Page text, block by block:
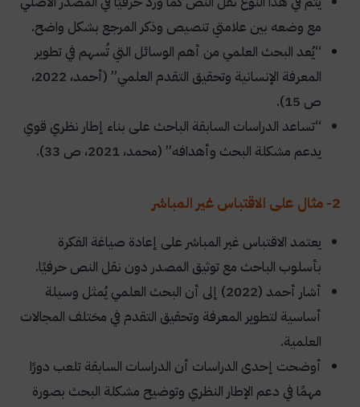
مع وضعه بين علامتي تنصيص وذكر المرجع بشكل واضح.
“يُعد البحث العلمي من أهم الوسائل التي تُسهم في تطوير
المعرفة الإنسانية وتحقيق التقدم العلمي” (أحمد، 2022،
ص 15).
“تساعد الدراسات السابقة الباحث على بناء إطار نظري قوي
يدعم مشكلة البحث وأهدافه” (محمد، 2021، ص 33).
2- مثال على الاقتباس غير المباشر
يعتمد الاقتباس غير المباشر على إعادة صياغة الفكرة
بأسلوب الباحث مع توثيق المصدر دون نقل النص حرفيًا.
أشار أحمد (2022) إلى أن البحث العلمي يُمثل وسيلة
أساسية لتطوير المعرفة وتحقيق التقدم في مختلف المجالات
العلمية.
أوضحت إحدى الدراسات أن الدراسات السابقة تلعب دورًا
مهمًا في دعم الإطار النظري وتوضيح مشكلة البحث بصورة